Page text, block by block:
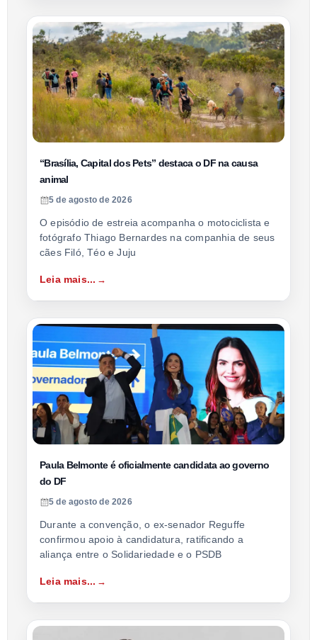
“Brasília, Capital dos Pets” destaca o DF na causa
animal
5 de agosto de 2026
O episódio de estreia acompanha o motociclista e
fotógrafo Thiago Bernardes na companhia de seus
cães Filó, Téo e Juju
Leia mais...
Paula Belmonte é oficialmente candidata ao governo
do DF
5 de agosto de 2026
Durante a convenção, o ex-senador Reguffe
confirmou apoio à candidatura, ratificando a
aliança entre o Solidariedade e o PSDB
Leia mais...